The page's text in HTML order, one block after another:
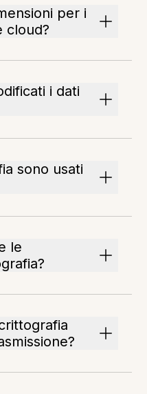
per i
cloud?
i dati
sono usati
le